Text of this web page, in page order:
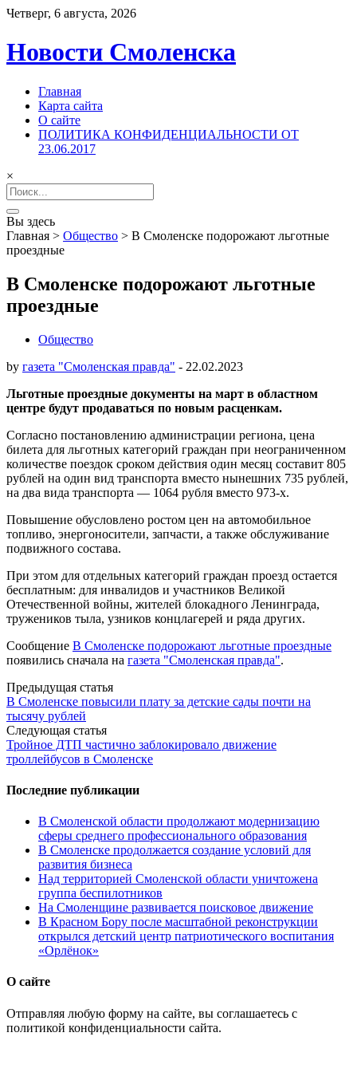
Четверг, 6 августа, 2026
Новости Смоленска
Главная
Карта сайта
О сайте
ПОЛИТИКА КОНФИДЕНЦИАЛЬНОСТИ ОТ
23.06.2017
×
Search
for:
Вы здесь
Главная > Общество > В Смоленске подорожают льготные
проездные
В Смоленске подорожают льготные
проездные
Общество
by газета "Смоленская правда" - 22.02.2023
Льготные проездные документы на март в областном
центре будут продаваться по новым расценкам.
Согласно постановлению администрации региона, цена
билета для льготных категорий граждан при неограниченном
количестве поездок сроком действия один месяц составит 805
рублей на один вид транспорта вместо нынешних 735 рублей,
на два вида транспорта — 1064 рубля вместо 973-х.
Повышение обусловлено ростом цен на автомобильное
топливо, энергоносители, запчасти, а также обслуживание
подвижного состава.
При этом для отдельных категорий граждан проезд остается
бесплатным: для инвалидов и участников Великой
Отечественной войны, жителей блокадного Ленинграда,
тружеников тыла, узников концлагерей и ряда других.
Сообщение В Смоленске подорожают льготные проездные
появились сначала на газета "Смоленская правда".
Post
navigation
Предыдущая статья
В Смоленске повысили плату за детские сады почти на
тысячу рублей
Следующая статья
Тройное ДТП частично заблокировало движение
троллейбусов в Смоленске
Последние публикации
В Смоленской области продолжают модернизацию
сферы среднего профессионального образования
В Смоленске продолжается создание условий для
развития бизнеса
Над территорией Смоленской области уничтожена
группа беспилотников
На Смоленщине развивается поисковое движение
В Красном Бору после масштабной реконструкции
открылся детский центр патриотического воспитания
«Орлёнок»
О сайте
Отправляя любую форму на сайте, вы соглашаетесь с
политикой конфиденциальности сайта.